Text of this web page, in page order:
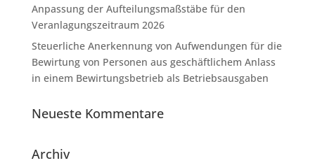
Anpassung der Aufteilungsmaßstäbe für den
Veranlagungszeitraum 2026
Steuerliche Anerkennung von Aufwendungen für die
Bewirtung von Personen aus geschäftlichem Anlass
in einem Bewirtungsbetrieb als Betriebsausgaben
Neueste Kommentare
Archiv